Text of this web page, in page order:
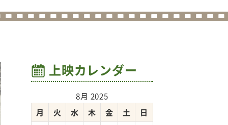
上映カレンダー
8月 2025
月
火 水 木 金 土
日